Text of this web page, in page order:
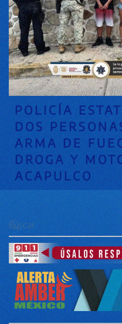
POLICÍA
DOS
ARMA DE
DROGA Y
ACAPULCO